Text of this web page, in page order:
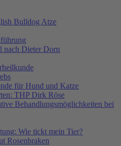
Bulldog Atze
nach Dieter Dorn
für Hund und Katze
THP Dirk Röse
Behandlungsmöglichkeiten bei
Wie tickt mein Tier?
Rosenbraken